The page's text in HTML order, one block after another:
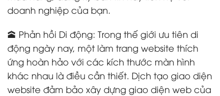
doanh nghiệp của bạn.
🕋 Phản hồi Di động: Trong thế giới ưu tiên di
động ngày nay, một làm trang website thích
ứng hoàn hảo với các kích thước màn hình
khác nhau là điều cần thiết. Dịch tạo giao diện
website đảm bảo xây dựng giao diện web của